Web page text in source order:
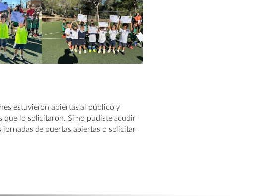
estuvieron abiertas al público y
que lo solicitaron. Si no pudiste acudir
jornadas de puertas abiertas o solicitar